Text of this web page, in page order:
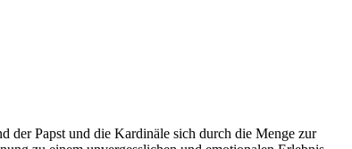
der Papst und die Kardinäle sich durch die Menge zur